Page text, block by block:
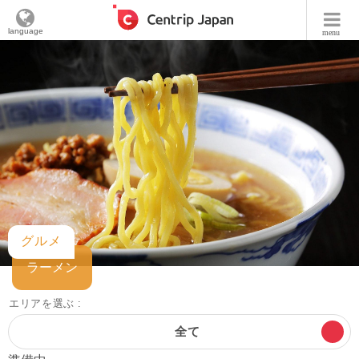
menu
language
グルメ
ラーメン
エリアを選ぶ :
全て